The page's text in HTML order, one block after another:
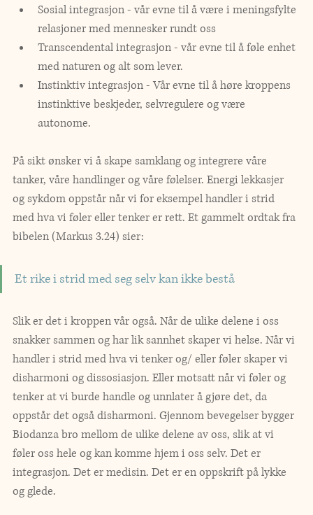
Sosial integrasjon - vår evne til å være i meningsfylte
relasjoner med mennesker rundt oss
Transcendental integrasjon - vår evne til å føle enhet
med naturen og alt som lever.
Instinktiv integrasjon - Vår evne til å høre kroppens
instinktive beskjeder, selvregulere og være
autonome.
På sikt ønsker vi å skape samklang og integrere våre
tanker, våre handlinger og våre følelser. Energi lekkasjer
og sykdom oppstår når vi for eksempel handler i strid
med hva vi føler eller tenker er rett. Et gammelt ordtak fra
bibelen (Markus 3.24) sier:
Et rike i strid med seg selv kan ikke bestå
Slik er det i kroppen vår også. Når de ulike delene i oss
snakker sammen og har lik sannhet skaper vi helse. Når vi
handler i strid med hva vi tenker og/ eller føler skaper vi
disharmoni og dissosiasjon. Eller motsatt når vi føler og
tenker at vi burde handle og unnlater å gjøre det, da
oppstår det også disharmoni. Gjennom bevegelser bygger
Biodanza bro mellom de ulike delene av oss, slik at vi
føler oss hele og kan komme hjem i oss selv. Det er
integrasjon. Det er medisin. Det er en oppskrift på lykke
og glede.